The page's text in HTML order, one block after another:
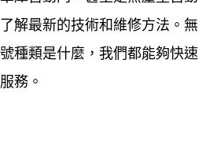
解最新的技術和維修方法。無
種類是什麼，我們都能夠快速
務。